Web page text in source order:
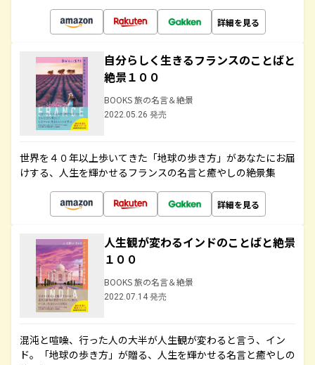
詳細を見る
自分らしく生きるフランスのことばと
絶景１００
BOOKS 旅の名言＆絶景
2022.05.26 発売
世界を４０年以上歩いてきた「地球の歩き方」があなたにお届
けする、人生を輝かせるフランスの名言と癒やしの絶景集
詳細を見る
人生観が変わるインドのことばと絶景
１００
BOOKS 旅の名言＆絶景
2022.07.14 発売
混沌と喧噪、行った人の大半が人生観が変わると言う、イン
ド。「地球の歩き方」が贈る、人生を輝かせる名言と癒やしの